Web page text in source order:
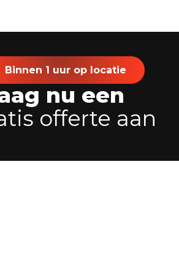
Binnen 1 uur op locatie
nu een
offerte aan